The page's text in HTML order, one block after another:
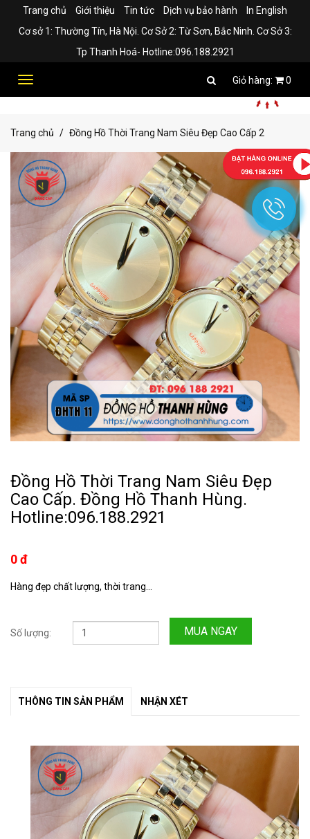
Trang chủ Giới thiệu Tin tức Dịch vụ bảo hành
In English
Cơ sở 1: Thường Tín, Hà Nội. Cơ Sở 2: Từ Sơn, Bắc Ninh. Cơ Sở 3:
Tp Thanh Hoá- Hotline:096.188.2921
Toggle
0
Trang chủ Đồng Hồ Thời Trang Nam Siêu Đẹp Cao Cấp 2
Đồng Hồ Thời Trang Nam Siêu Đẹp
Cao Cấp. Đồng Hồ Thanh Hùng.
Hotline:096.188.2921
0 đ
Hàng đẹp chất lượng, thời trang...
Số lượng: MUA NGAY
THÔNG TIN SẢN PHẨM NHẬN XÉT